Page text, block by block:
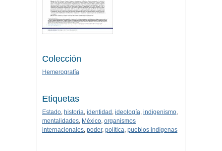
Colección
Hemerografía
Etiquetas
Estado, historia, identidad , ideología, indigenismo,
mentalidades, México, organismos
internacionales, poder, política, pueblos indígenas